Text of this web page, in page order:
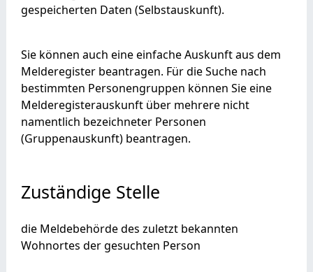
gespeicherten Daten (Selbstauskunft).
Sie können auch eine einfache Auskunft aus dem
Melderegister beantragen. Für die Suche nach
bestimmten Personengruppen können Sie eine
Melderegisterauskunft über mehrere nicht
namentlich bezeichneter Personen
(Gruppenauskunft) beantragen.
Zuständige Stelle
die Meldebehörde des zuletzt bekannten
Wohnortes der gesuchten Person